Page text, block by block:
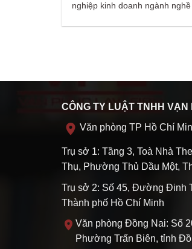
nghiệp kinh doanh ngành
CÔNG TY LUẬT TNHH VẠN
Văn phòng TP Hồ Chí
Trụ sở 1: Tầng 3, Toà Nhà
Thụ, Phường Thủ Dầu Một,
Trụ sở 2: Số 45, Đường Đinh
Thành phố Hồ Chí Minh
Văn phòng Đồng Nai: Số
Phường Trấn Biên, tỉnh